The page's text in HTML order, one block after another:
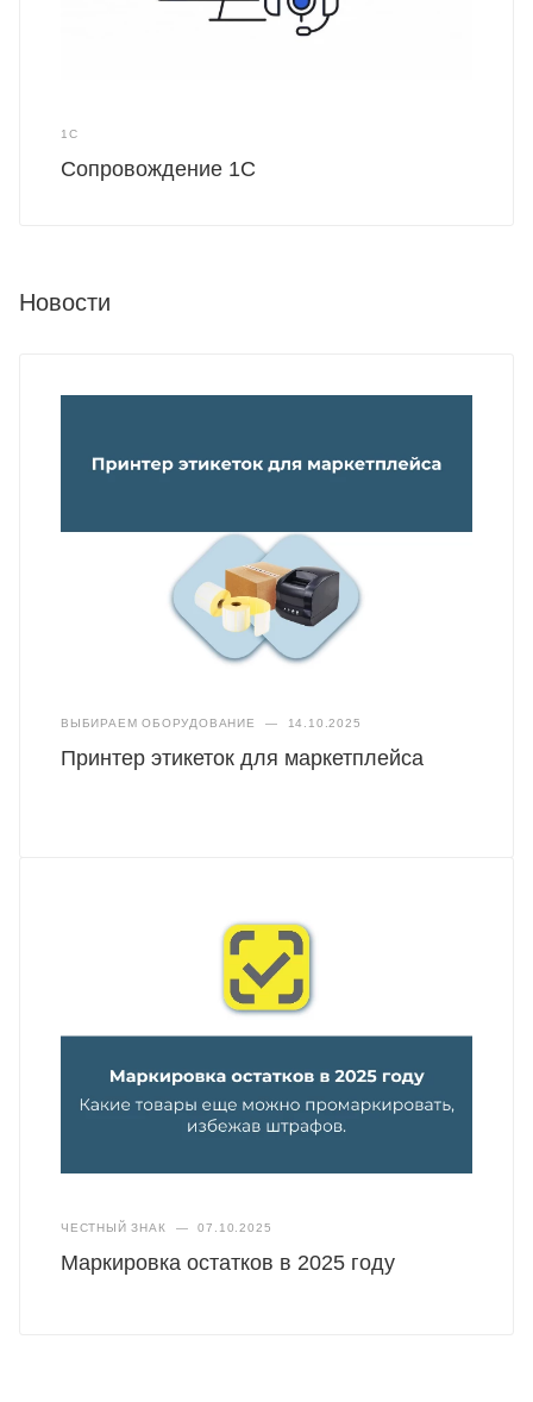
1С
Сопровождение 1С
Новости
ВЫБИРАЕМ ОБОРУДОВАНИЕ — 14.10.2025
Принтер этикеток для маркетплейса
ЧЕСТНЫЙ ЗНАК — 07.10.2025
Маркировка остатков в 2025 году